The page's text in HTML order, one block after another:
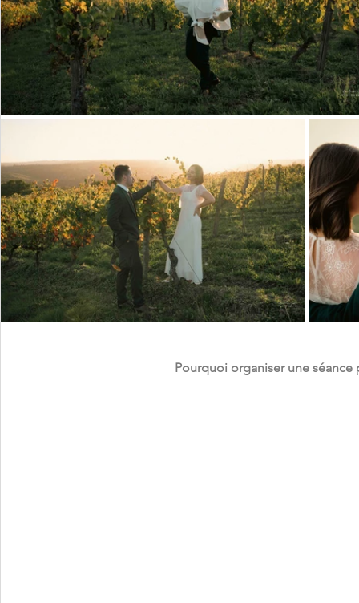
Pourquoi organiser une